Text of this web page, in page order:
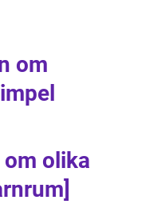
om
olika